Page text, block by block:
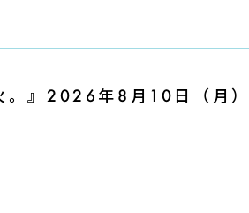
。』2026年8月10日（月）